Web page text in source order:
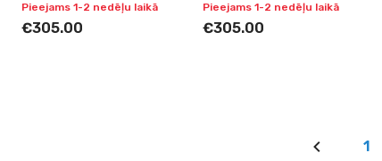
Pieejams 1-2 nedēļu laikā
€305.00
Digisght, Trail, Apex one
Pieejams 1-2 nedēļu laikā
€305.00
1